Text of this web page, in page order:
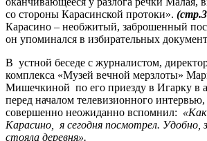
со стороны Карасинской протоки».
Карасино – необжитый, заброшенный
он упоминался в избирательных
В устной беседе с журналистом,
комплекса «Музей вечной мерзлоты»
Мишечкиной по его приезду в Игарку в
перед началом телевизионного
совершенно неожиданно вспомнил:
Карасино, я сегодня посмотрел. Удобно,
стояла деревня».